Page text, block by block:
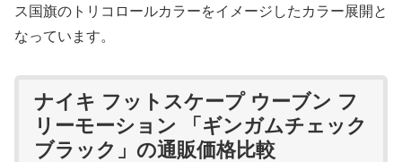
ス国旗のトリコロールカラーをイメージしたカラー展開と
なっています。
ナイキ フットスケープ ウーブン フ
リーモーション 「ギンガムチェック
ブラック」の通販価格比較